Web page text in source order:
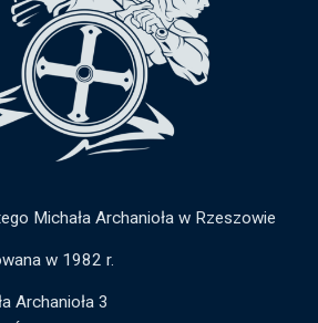
Michała Archanioła w Rzeszowie
w 1982 r.
Archanioła 3